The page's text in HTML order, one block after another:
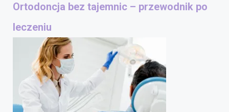
Ortodoncja bez tajemnic – przewodnik po
leczeniu